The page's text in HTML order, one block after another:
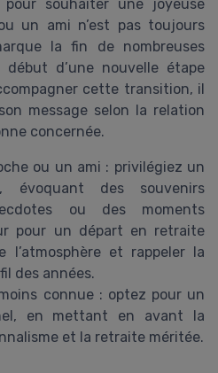
souhaiter une joyeuse
un ami n’est pas toujours
la fin de nombreuses
d’une nouvelle étape
cette transition, il
message selon la relation
concernée.
ou un ami : privilégiez un
évoquant des souvenirs
ou des moments
pour un départ en retraite
l’atmosphère et rappeler la
des années.
connue : optez pour un
en mettant en avant la
et la retraite méritée.